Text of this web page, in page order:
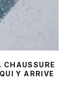
Y ARRIVE